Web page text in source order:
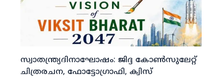
സ്വാതന്ത്ര്യദിനാഘോഷം: ജിദ്ദ കോണ്‍സുലേറ്റ്
ചിത്രരചന, ഫോട്ടോഗ്രാഫി, ക്വിസ്